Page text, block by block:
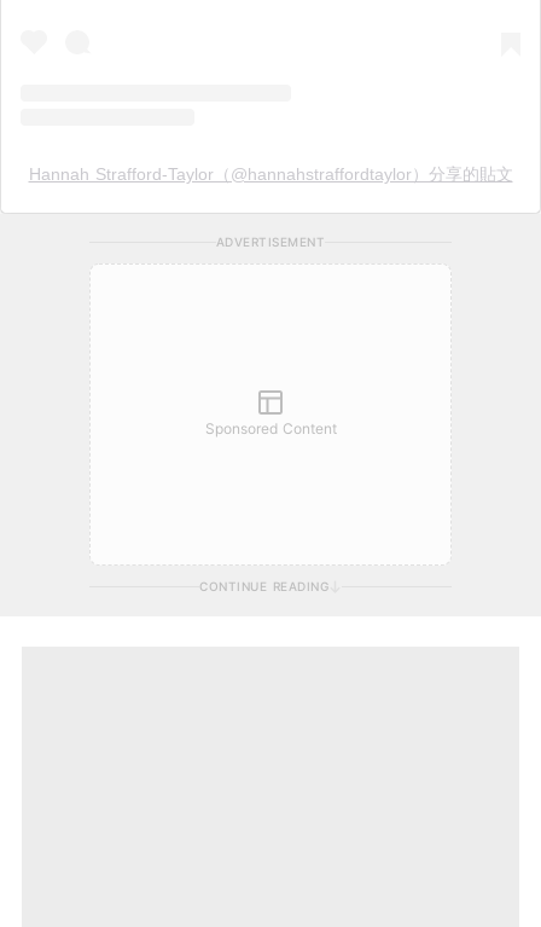
Hannah Strafford-Taylor（@hannahstraffordtaylor）分享的貼文
ADVERTISEMENT
Sponsored Content
CONTINUE READING